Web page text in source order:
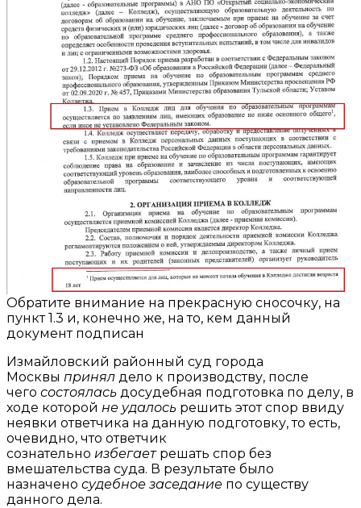
Обратите внимание на прекрасную сносочку, на
пункт 1.3 и, конечно же, на то, кем данный
документ подписан
Измайловский районный суд города
Москвы принял дело к производству, после
чего состоялась досудебная подготовка по делу, в
ходе которой не удалось решить этот спор ввиду
неявки ответчика на данную подготовку, то есть,
очевидно, что ответчик
сознательно избегаетрешать спор без
вмешательства суда. В результате было
назначено судебное заседание по существу
данного дела.